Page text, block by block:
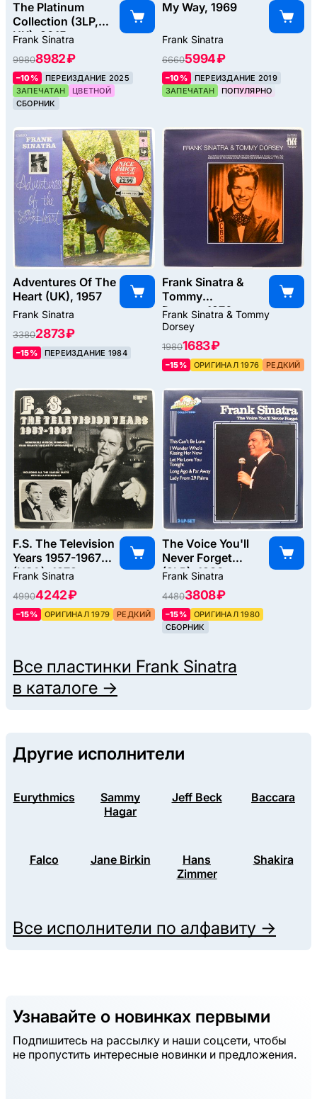
The Platinum
Collection (3LP,
UK), 2015
Frank Sinatra
99808982 ₽
–10%
ПЕРЕИЗДАНИЕ 2025
ЗАПЕЧАТАН
ЦВЕТНОЙ
СБОРНИК
My Way, 1969
Frank Sinatra
66605994 ₽
–10%
ПЕРЕИЗДАНИЕ 2019
ЗАПЕЧАТАН
ПОПУЛЯРНО
Adventures Of The
Heart (UK), 1957
Frank Sinatra
33802873 ₽
–15% ПЕРЕИЗДАНИЕ 1984
Frank Sinatra &
Tommy
Dorsey, 1976
Frank Sinatra & Tommy
Dorsey
19801683 ₽
–15% ОРИГИНАЛ 1976 РЕДКИЙ
F.S. The Television
Years 1957-1967
(USA), 1979
Frank Sinatra
49904242 ₽
–15% ОРИГИНАЛ 1979 РЕДКИЙ
The Voice You'll
Never Forget
(2LP), 1980
Frank Sinatra
44803808 ₽
–15%
ОРИГИНАЛ 1980
СБОРНИК
Все пластинки Frank Sinatra
в каталоге →
Другие исполнители
Eurythmics
Sammy
Hagar
Jeff Beck Baccara
Falco Jane Birkin
Hans
Zimmer
Shakira
Все исполнители по алфавиту →
Узнавайте о новинках первыми
Подпишитесь на рассылку и наши соцсети, чтобы
не пропустить интересные новинки и предложения.